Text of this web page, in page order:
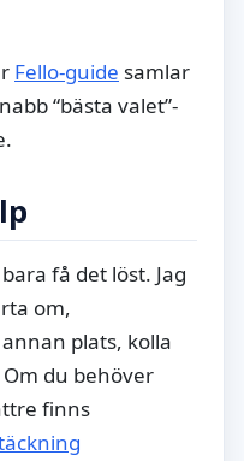
Fello-guide samlar
“bästa valet”-
få det löst. Jag
om,
plats, kolla
du behöver
finns